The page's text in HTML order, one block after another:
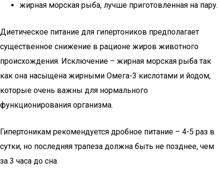
жирная морская рыба, лучше приготовленная на пару.
Диетическое питание для гипертоников предполагает
существенное снижение в рационе жиров животного
происхождения. Исключение – жирная морская рыба так
как она насыщена жирными Омега-3 кислотами и йодом,
которые очень важны для нормального
функционирования организма.
Гипертоникам рекомендуется дробное питание – 4-5 раз в
сутки, но последняя трапеза должна быть не позднее, чем
за 3 часа до сна.